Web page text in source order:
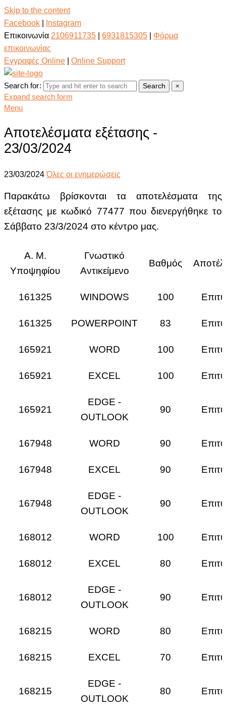
Skip to the content
Facebook
Instagram
Επικοινωνία 2106911735 6931815305
Φόρμα
επικοινωνίας
Εγγραφές Online
Online Support
Search for: Search ×
Expand search form
Menu
Αποτελέσματα εξέτασης -
23/03/2024
23/03/2024 Όλες οι ενημερώσεις
Παρακάτω βρίσκονται τα αποτελέσματα της
εξέτασης με κωδικό 77477 που διενεργήθηκε το
Σάββατο 23/3/2024 στο κέντρο μας.
Α. Μ.
Υποψηφίου
Γνωστικό
Αντικείμενο
Βαθμός
161325 WINDOWS 100
161325 POWERPOINT 83
165921 WORD 100
165921 EXCEL 100
165921
EDGE -
OUTLOOK
90
167948 WORD 90
167948 EXCEL 90
167948
EDGE -
OUTLOOK
90
168012 WORD 100
168012 EXCEL 80
168012
EDGE -
OUTLOOK
90
168215 WORD 80
168215 EXCEL 70
168215
EDGE -
OUTLOOK
80